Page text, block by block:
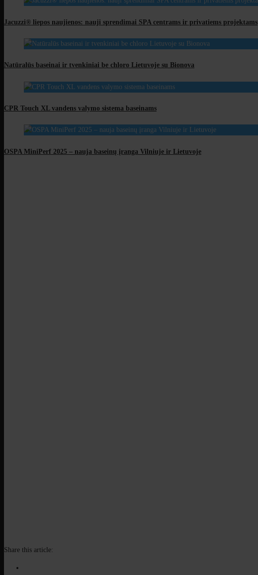
Jacuzzi® liepos naujienos: nauji sprendimai SPA centrams ir privatiems projektams
Natūralūs baseinai ir tvenkiniai be chloro Lietuvoje su Bionova
CPR Touch XL vandens valymo sistema baseinams
OSPA MiniPerf 2025 – nauja baseinų įranga Vilniuje ir Lietuvoje
Share this article: